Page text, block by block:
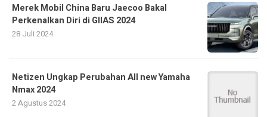
Merek Mobil China Baru Jaecoo Bakal
Perkenalkan Diri di GIIAS 2024
28 Juli 2024
Netizen Ungkap Perubahan All new Yamaha
Nmax 2024
2 Agustus 2024